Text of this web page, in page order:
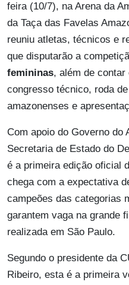
feira (10/7), na Arena da
da Taça das Favelas
reuniu atletas, técnicos e
que disputarão a
femininas, além de contar
congresso técnico, roda
amazonenses e
Com apoio do Governo do
Secretaria de Estado do
é a primeira edição oficial
chega com a expectativa
campeões das categorias
garantem vaga na grande
realizada em São Paulo.
Segundo o presidente da
Ribeiro, esta é a primeira